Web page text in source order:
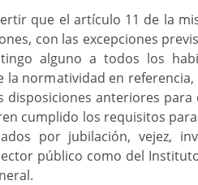
que el artículo 11 de la
con las excepciones
alguno a todos los
la normatividad en
anteriores para
cumplido los requisitos
por jubilación, vejez,
público como del